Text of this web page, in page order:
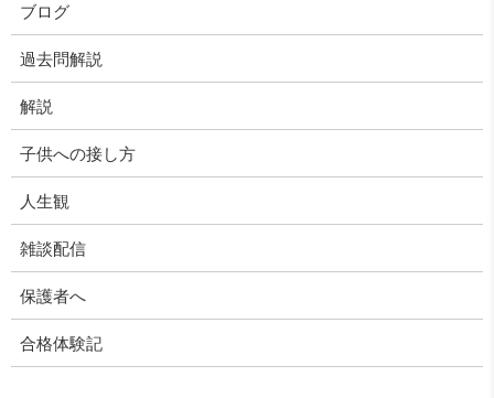
ブログ
過去問解説
解説
子供への接し方
人生観
雑談配信
保護者へ
合格体験記